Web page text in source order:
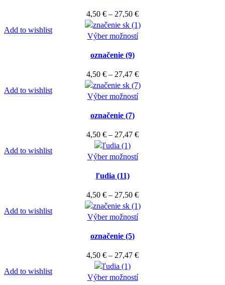
na
stránke
produktu.
variantov.
Možnosti
si
na
stránke
produktu.
4,50 € – 27,50 €Price
range:
4,50 €
Add to wishlist
Výber možnostíTento
variantov.
Možnosti
si
na
produktu.
označenie (9)
4,50 € – 27,47 €Price
range:
4,50 €
Add to wishlist
Výber možnostíTento
variantov.
Možnosti
si
na
stránke
produktu.
označenie (7)
4,50 € – 27,47 €Price
4,50 €
Add to wishlist
Výber možnostíTento
variantov.
Možnosti
si
na
produktu.
ľudia (11)
4,50 € – 27,50 €Price
range:
4,50 €
Add to wishlist
Výber možnostíTento
variantov.
Možnosti
si
označenie (5)
4,50 € – 27,47 €Price
4,50 €
Add to wishlist
Výber možnostíTento